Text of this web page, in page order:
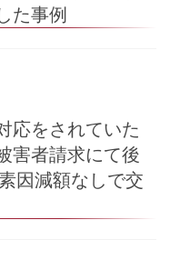
た事例
応をされていた
害者請求にて後
因減額なしで交